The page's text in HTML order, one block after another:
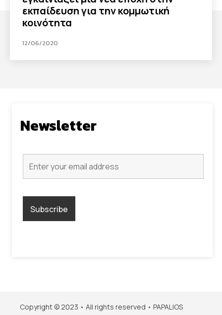
εκπαίδευση για την κομμωτική
κοινότητα
12/06/2020
Newsletter
Copyright © 2023 • All rights reserved • PAPALIOS